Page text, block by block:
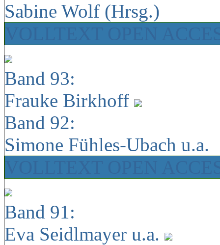
Sabine Wolf (Hrsg.)
Band 93:
Frauke Birkhoff
Band 92:
Simone Fühles-Ubach u.a.
Band 91:
Eva Seidlmayer u.a.